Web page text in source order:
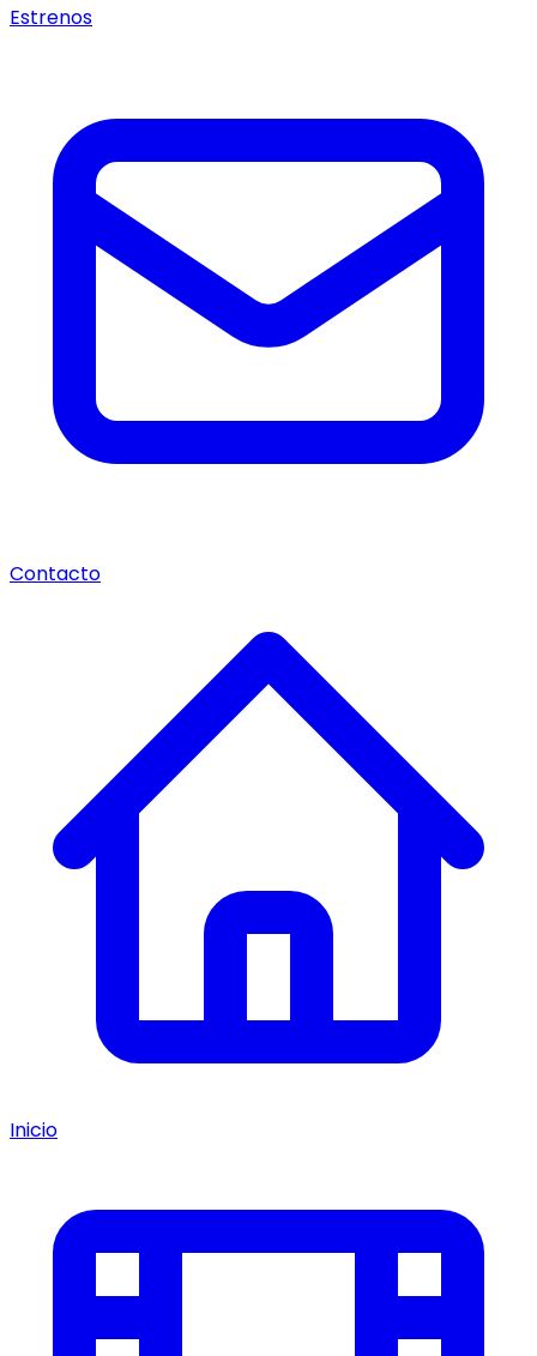
Estrenos
Contacto
Inicio